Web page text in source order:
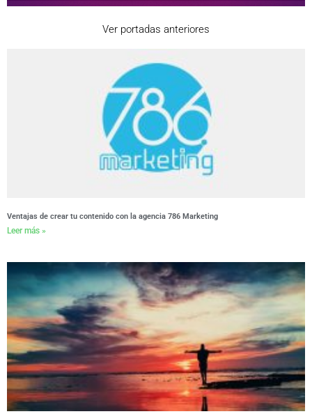
Ver portadas anteriores
Ventajas de crear tu contenido con la agencia 786 Marketing
Leer más »